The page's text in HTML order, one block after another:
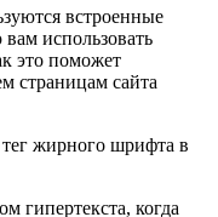
встроенные
использовать
это поможет
страницам сайта
жирного шрифта в
гипертекста, когда